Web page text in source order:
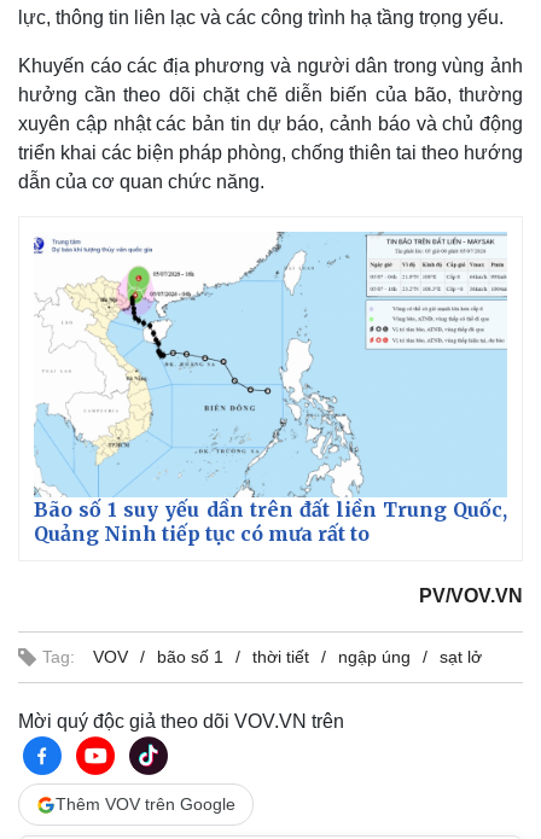
Bất động sản
Khởi nghiệp
Giá vàng
lực, thông tin liên lạc và các công trình hạ tầng trọng yếu.
Khuyến cáo các địa phương và người dân trong vùng ảnh
hưởng cần theo dõi chặt chẽ diễn biến của bão, thường
xuyên cập nhật các bản tin dự báo, cảnh báo và chủ động
triển khai các biện pháp phòng, chống thiên tai theo hướng
dẫn của cơ quan chức năng.
Bão số 1 suy yếu dần trên đất liền Trung Quốc,
Quảng Ninh tiếp tục có mưa rất to
PV/VOV.VN
Tag: VOV bão số 1 thời tiết ngập úng sạt lở
Mời quý độc giả theo dõi VOV.VN trên
Thêm VOV trên Google